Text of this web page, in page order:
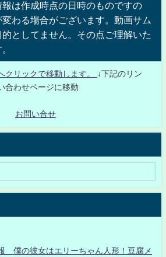
は作成時点の日時のものですの
わる場合がございます。動画サム
としてません。その点ご理解いた
クリックで移動します。
↓下記のリン
合わせページに移動
お問い合せ
僕の彼女はエリーちゃん人形！豆腐メ